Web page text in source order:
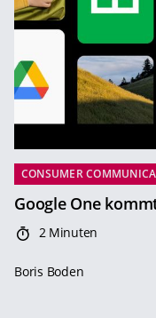
CONSUMER
Google One
2 Minuten
Boris Boden